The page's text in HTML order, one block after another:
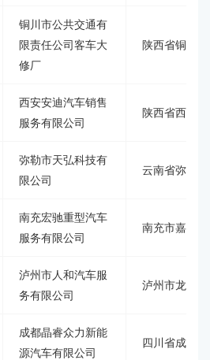
铜川市公共交通有
限责任公司客车大
修厂
陕西省铜川
西安安迪汽车销售
服务有限公司
陕西省西安
弥勒市天弘科技有
限公司
云南省弥勒
南充宏驰重型汽车
服务有限公司
南充市嘉陵
泸州市人和汽车服
务有限公司
泸州市龙马
成都晶睿众力新能
源汽车有限公司
四川省成都